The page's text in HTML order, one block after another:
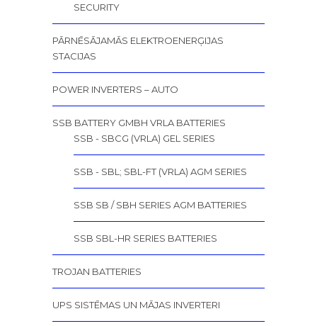
SECURITY
PĀRNĒSĀJAMĀS ELEKTROENERĢIJAS
STACIJAS
POWER INVERTERS – AUTO
SSB BATTERY GMBH VRLA BATTERIES
SSB - SBCG (VRLA) GEL SERIES
SSB - SBL; SBL-FT (VRLA) AGM SERIES
SSB SB / SBH SERIES AGM BATTERIES
SSB SBL-HR SERIES BATTERIES
TROJAN BATTERIES
UPS SISTĒMAS UN MĀJAS INVERTERI